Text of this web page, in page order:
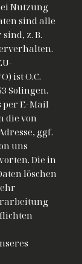
Nutzung
sind alle
z. B.
ist O.C.
Solingen.
per E-Mail
die von
ggf.
uns
Die in
löschen